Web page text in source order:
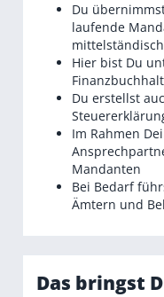
Du
laufende
Hier bist Du
Du erstellst
Im Rahmen
Mandanten
Bei Bedarf
Ämtern und
Das bringst